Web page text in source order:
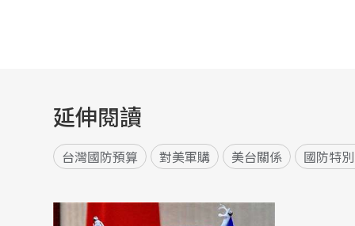
延伸閱讀
台灣國防預算 對美軍購 美台關係 國防特